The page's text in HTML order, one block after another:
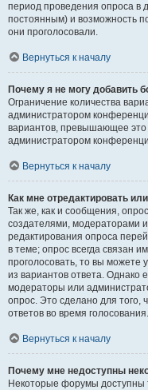
период проведения опроса в
постоянным) и возможность
они проголосовали.
Вернуться к началу
Почему я не могу добавить
Ограничение количества
администратором
вариантов, превышающее это
администратором
Вернуться к началу
Как мне отредактировать
Так же, как и сообщения,
создателями, модераторами
редактирования опроса
в теме; опрос всегда связан
проголосовать, то вы можете
из вариантов ответа. Однако
модераторы или
опрос. Это сделано для того,
ответов во время голосования.
Вернуться к началу
Почему мне недоступны
Некоторые форумы доступны